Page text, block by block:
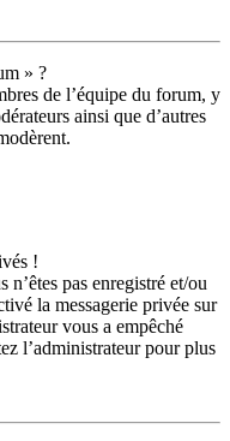
» ?
de l’équipe du forum, y
ainsi que d’autres
!
pas enregistré et/ou
la messagerie privée sur
vous a empêché
l’administrateur pour plus